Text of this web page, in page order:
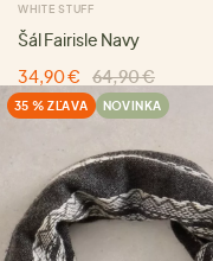
WHITE STUFF
Šál Fairisle Navy
34,90 €
64,90 €
35 % ZĽAVA NOVINKA